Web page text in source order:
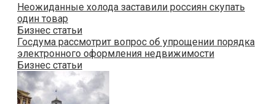
Неожиданные холода заставили россиян скупать
один товар
Бизнес статьи
Госдума рассмотрит вопрос об упрощении порядка
электронного оформления недвижимости
Бизнес статьи